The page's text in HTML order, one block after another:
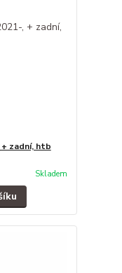
+ zadní, htb
Skladem